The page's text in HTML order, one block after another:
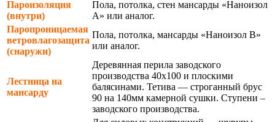
Пароизоляция
(внутри)
Пола, потолка, стен мансарды «Наноизол
А» или аналог.
Паропроницаемая
ветровлагозащита
(снаружи)
Пола, потолка, мансарды «Наноизол В»
или аналог.
Лестница на
мансарду
Деревянная перила заводского
производства 40х100 и плоскими
балясинами. Тетива — строганный брус
90 на 140мм камерной сушки. Ступени –
заводского производства.